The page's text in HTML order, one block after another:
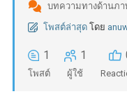
บทความทางด้านภา
โพสต์ล่าสุด โดย
1
โพสต์
1
ผู้ใช้